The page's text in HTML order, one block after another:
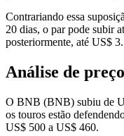
Contrariando essa
20 dias, o par pode subir
posteriormente, até US$ 3.
Análise de
O BNB (BNB) subiu de
os touros estão
US$ 500 a US$ 460.